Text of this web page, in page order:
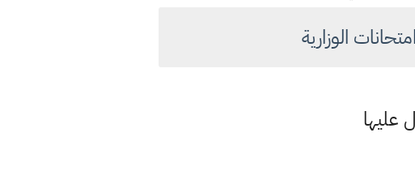
الوزارية
عليها